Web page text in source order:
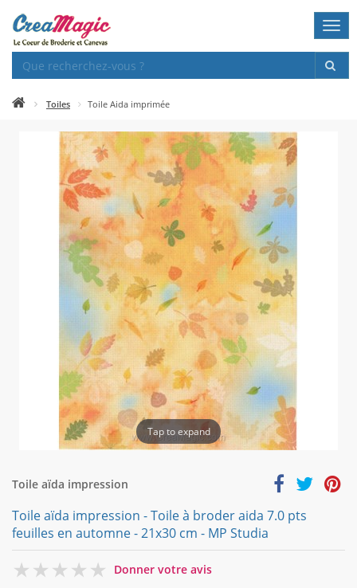
Toiles Toile Aida imprimée
Tap to expand
Toile aïda impression
Toile aïda impression - Toile à broder aida 7.0 pts
feuilles en automne - 21x30 cm - MP Studia
0
Donner votre avis